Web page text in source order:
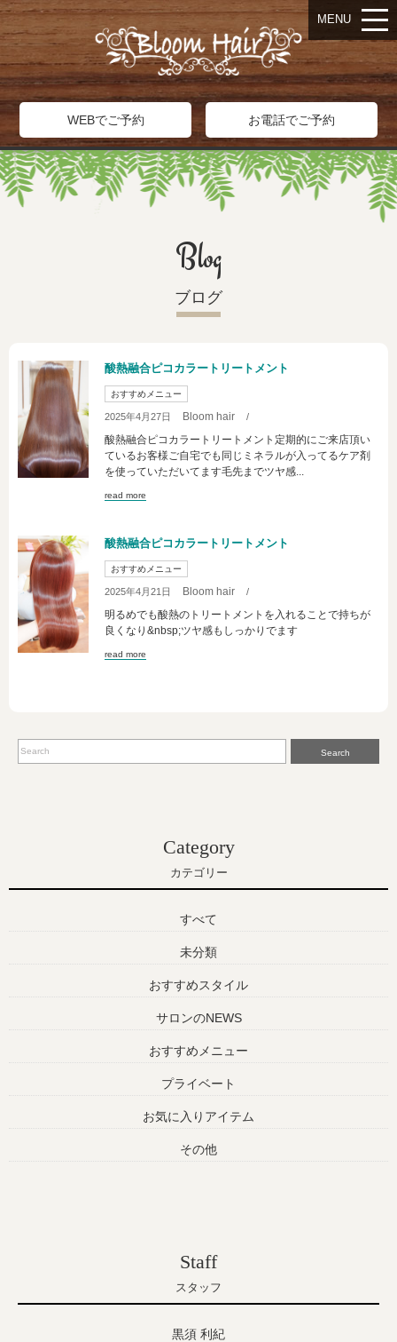
WEBでご予約 お電話でご予約
MENU
Blog
ブログ
酸熱融合ピコカラートリートメント
おすすめメニュー
2025年4月27日 Bloom hair /
酸熱融合ピコカラートリートメント定期的にご来店頂い
ているお客様ご自宅でも同じミネラルが入ってるケア剤
を使っていただいてます毛先までツヤ感...
read more
酸熱融合ピコカラートリートメント
おすすめメニュー
2025年4月21日 Bloom hair /
明るめでも酸熱のトリートメントを入れることで持ちが
良くなり&nbsp;ツヤ感もしっかりでます
read more
Search
Category
カテゴリー
すべて
未分類
おすすめスタイル
サロンのNEWS
おすすめメニュー
プライベート
お気に入りアイテム
その他
Staff
スタッフ
黒須 利紀